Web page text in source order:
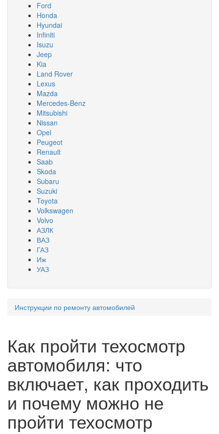
Ford
Honda
Hyundai
Infiniti
Isuzu
Jeep
Kia
Land Rover
Lexus
Mazda
Mercedes-Benz
Mitsubishi
Nissan
Opel
Peugeot
Renault
Saab
Skoda
Subaru
Suzuki
Toyota
Volkswagen
Volvo
АЗЛК
ВАЗ
ГАЗ
Иж
УАЗ
Вы здесь
Инструкции по ремонту автомобилей
Как пройти техосмотр
автомобиля: что
включает, как проходить
и почему можно не
пройти техосмотр